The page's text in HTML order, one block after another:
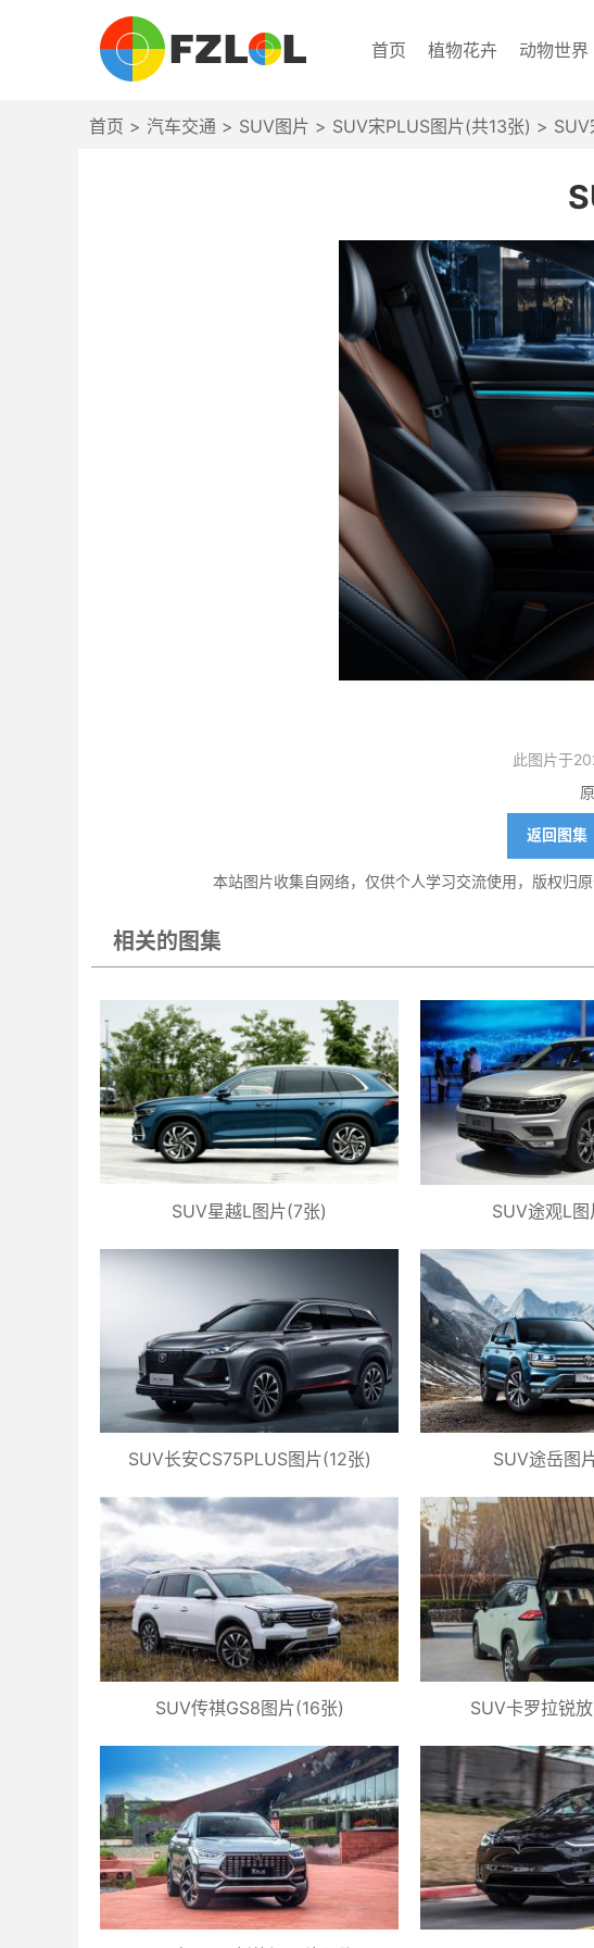
首页 植物花卉 动物世界
首页 > 汽车交通 > SUV图片 > SUV宋PLUS图片(共13张) > SUV
此图片于
返回图集
本站图片收集自网络，仅供个人学习交流使用，版权归
相关的图集
SUV星越L图片(7张) SUV途观L
SUV长安CS75PLUS图片(12张) SUV途岳图
SUV传祺GS8图片(16张) SUV卡罗拉锐